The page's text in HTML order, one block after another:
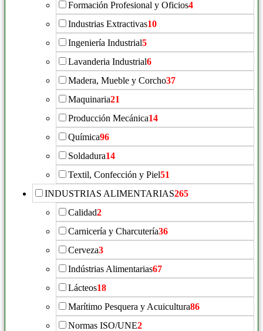
Formación Profesional y Oficios4
Industrias Extractivas10
Ingeniería Industrial5
Lavanderia Industrial6
Madera, Mueble y Corcho37
Maquinaria21
Producción Mecánica14
Química96
Soldadura14
Textil, Confección y Piel51
INDUSTRIAS ALIMENTARIAS265
Calidad2
Carnicería y Charcutería36
Cerveza3
Indústrias Alimentarias67
Lácteos18
Marítimo Pesquera y Acuicultura86
Normas ISO/UNE2